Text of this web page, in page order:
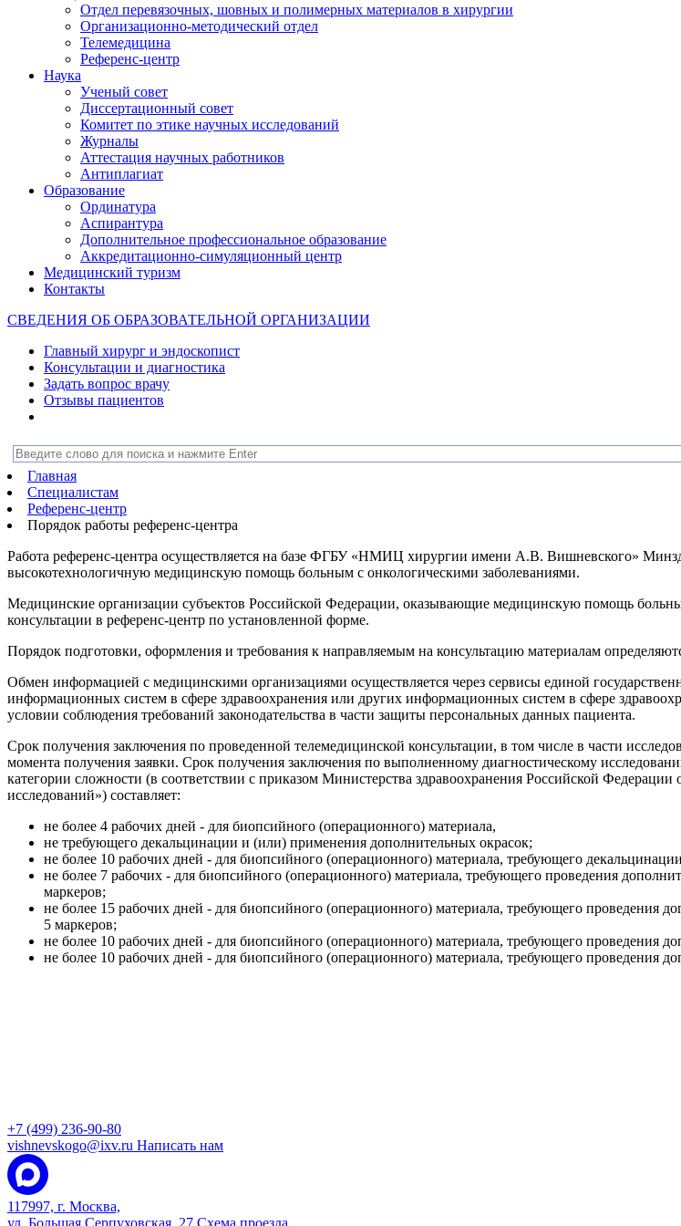
Отдел перевязочных, шовных и полимерных материалов в хирургии
Организационно-методический отдел
Телемедицина
Референс-центр
Наука
Ученый совет
Диссертационный совет
Комитет по этике научных исследований
Журналы
Аттестация научных работников
Антиплагиат
Образование
Ординатура
Аспирантура
Дополнительное профессиональное образование
Аккредитационно-симуляционный центр
Медицинский туризм
Контакты
СВЕДЕНИЯ ОБ ОБРАЗОВАТЕЛЬНОЙ ОРГАНИЗАЦИИ
Главный хирург и эндоскопист
Консультации и диагностика
Задать вопрос врачу
Отзывы пациентов
Главная
Специалистам
Референс-центр
Порядок работы референс-центра
Работа референс-центра осуществляется на базе ФГБУ «НМИЦ хирургии имени А.В. Вишневского»
высокотехнологичную медицинскую помощь больным с онкологическими заболеваниями.
Медицинские организации субъектов Российской Федерации, оказывающие медицинскую помощь
консультации в референс-центр по установленной форме.
Порядок подготовки, оформления и требования к направляемым на консультацию материалам
Обмен информацией с медицинскими организациями осуществляется через сервисы единой
информационных систем в сфере здравоохранения или других информационных систем в сфере
условии соблюдения требований законодательства в части защиты персональных данных пациента.
Срок получения заключения по проведенной телемедицинской консультации, в том числе в части
момента получения заявки. Срок получения заключения по выполненному диагностическому
категории сложности (в соответствии с приказом Министерства здравоохранения Российской
исследований») составляет:
не более 4 рабочих дней - для биопсийного (операционного) материала,
не требующего декальцинации и (или) применения дополнительных окрасок;
не более 10 рабочих дней - для биопсийного (операционного) материала, требующего
не более 7 рабочих - для биопсийного (операционного) материала, требующего проведения
маркеров;
не более 15 рабочих дней - для биопсийного (операционного) материала, требующего проведения
5 маркеров;
не более 10 рабочих дней - для биопсийного (операционного) материала, требующего проведения
не более 10 рабочих дней - для биопсийного (операционного) материала, требующего проведения
+7 (499) 236-90-80
vishnevskogo@ixv.ru Написать нам
117997, г. Москва,
ул. Большая Серпуховская, 27 Схема проезда